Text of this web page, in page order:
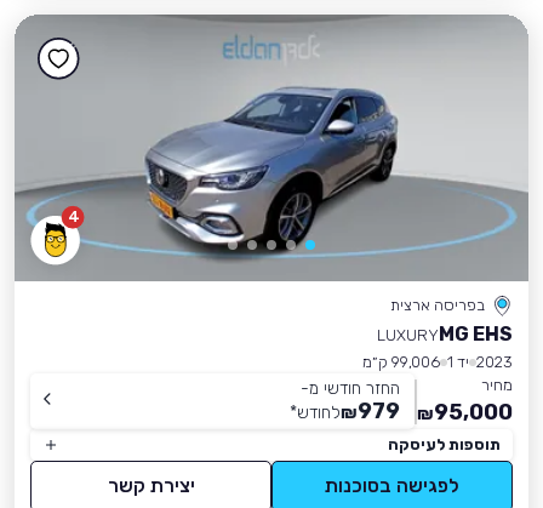
4
בפריסה ארצית
MG EHS
LUXURY
2023 יד 1
99,006 ק״מ
מחיר
95,000
₪
החזר חודשי מ-
979
₪לחודש*
תוספות לעיסקה
לפגישה בסוכנות יצירת קשר